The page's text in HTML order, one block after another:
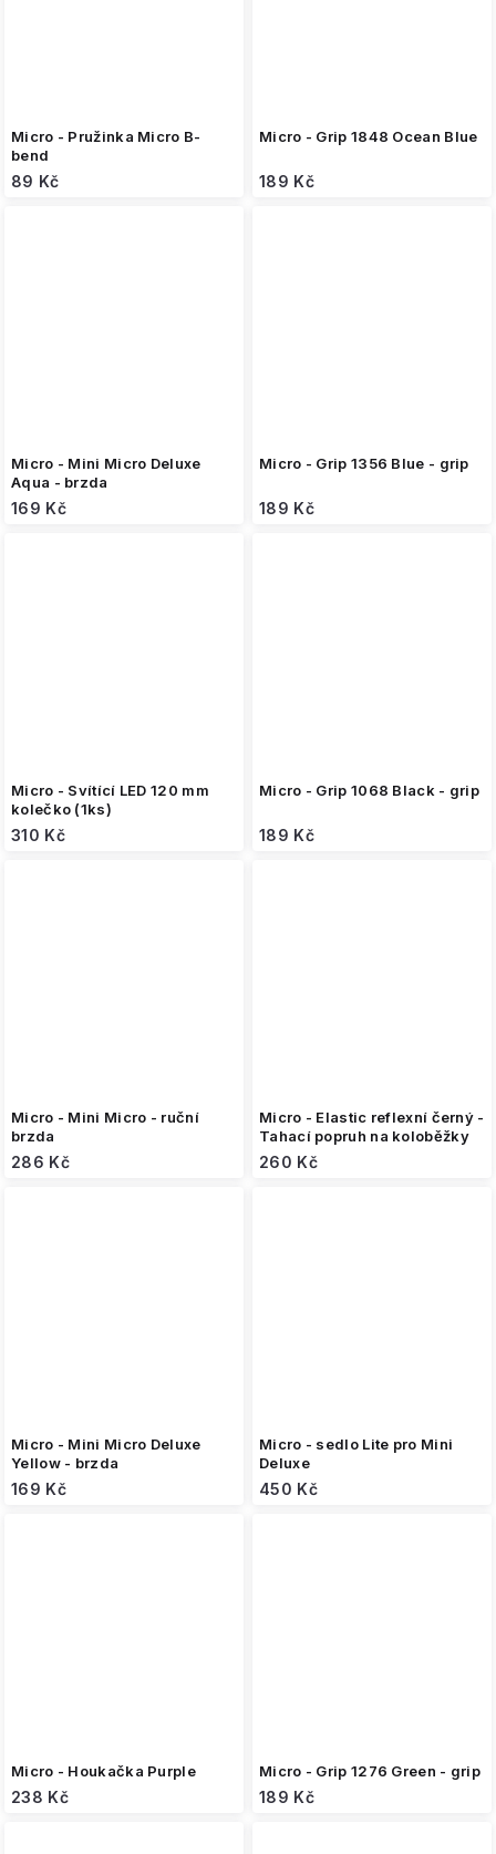
Micro - Pružinka Micro B-
bend
89 Kč
Micro - Grip 1848 Ocean Blue
189 Kč
Micro - Mini Micro Deluxe
Aqua - brzda
169 Kč
Micro - Grip 1356 Blue - grip
189 Kč
Micro - Svítící LED 120 mm
kolečko (1ks)
310 Kč
Micro - Grip 1068 Black - grip
189 Kč
Micro - Mini Micro - ruční
brzda
286 Kč
Micro - Elastic reflexní černý -
Tahací popruh na koloběžky
260 Kč
Micro - Mini Micro Deluxe
Yellow - brzda
169 Kč
Micro - sedlo Lite pro Mini
Deluxe
450 Kč
Micro - Houkačka Purple
238 Kč
Micro - Grip 1276 Green - grip
189 Kč